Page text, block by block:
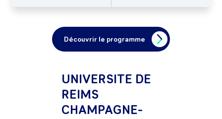
Découvrir le programme
UNIVERSITE DE
REIMS
CHAMPAGNE-